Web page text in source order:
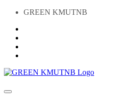
GREEN KMUTNB